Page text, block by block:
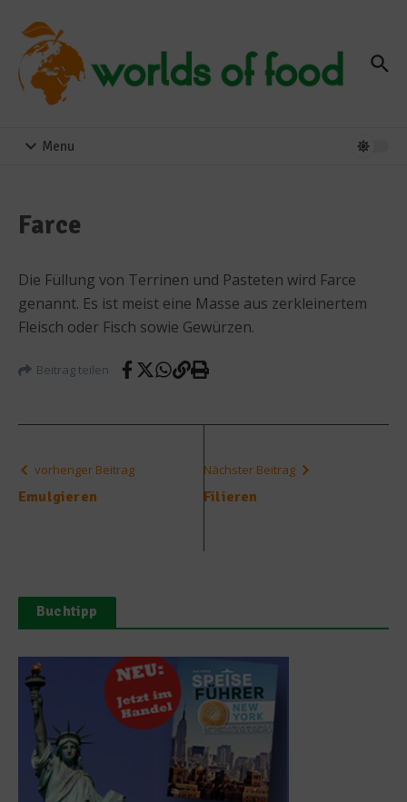
Menu
Farce
Die Füllung von Terrinen und Pasteten wird Farce
genannt. Es ist meist eine Masse aus zerkleinertem
Fleisch oder Fisch sowie Gewürzen.
Beitrag teilen
vorheriger Beitrag
Emulgieren
Nächster Beitrag
Filieren
Buchtipp